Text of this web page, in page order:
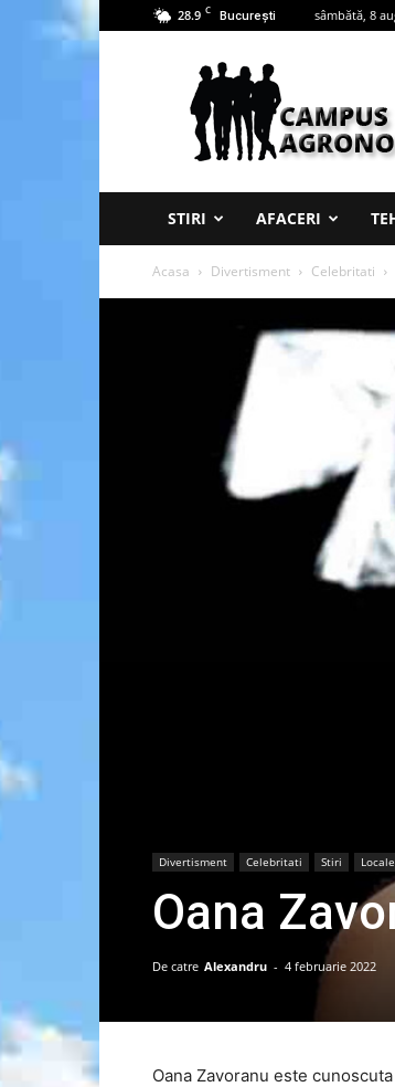
28.9 C București sâmbătă, 8
Campus
Agronomie
STIRI AFACERI
Acasa Divertisment Celebritati
Divertisment Celebritati Stiri Locale
Oana
De catre Alexandru - 4 februarie 2022
Oana Zavoranu este